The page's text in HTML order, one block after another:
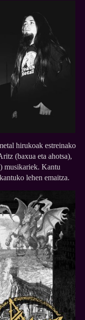
hirukoak estreinako
(baxua eta ahotsa),
musikariek. Kantu
lehen emaitza.